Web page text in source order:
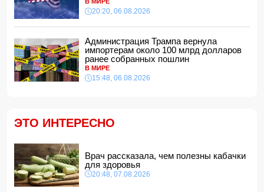
Тертерском районе
14:28, 07.08.2026
14:14, 07.08.2026
Сына Абеля Магеррамова отозвали от должности посла
14:10, 07.08.2026
14:04, 07.08.2026
дипломатами
14:00, 07.08.2026
Прогноз погоды в Азербайджане на 8 августа
12:48, 07.08.2026
20:20, 06.08.2026
Администрация Трампа вернула
импортерам около 100 млрд долларов
ранее собранных пошлин
В МИРЕ
15:48, 06.08.2026
ЭТО ИНТЕРЕСНО
Врач рассказала, чем полезны кабачки
для здоровья
20:48, 07.08.2026